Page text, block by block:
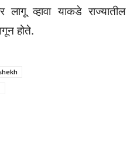
व्हावा याकडे राज्यातील
होते.